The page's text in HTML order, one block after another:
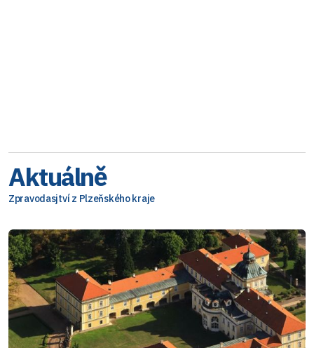
Aktuálně
Zpravodasjtví z Plzeňského kraje